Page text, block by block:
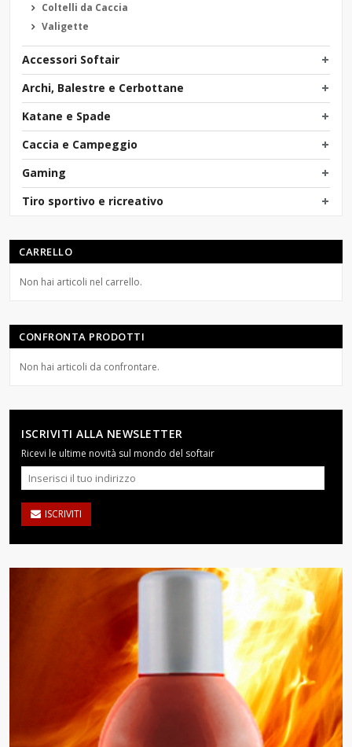
Coltelli da Caccia
Valigette
Accessori Softair
Archi, Balestre e Cerbottane
Katane e Spade
Caccia e Campeggio
Gaming
Tiro sportivo e ricreativo
CARRELLO
Non hai articoli nel carrello.
CONFRONTA PRODOTTI
Non hai articoli da confrontare.
ISCRIVITI ALLA NEWSLETTER
Ricevi le ultime novità sul mondo del softair
ISCRIVITI